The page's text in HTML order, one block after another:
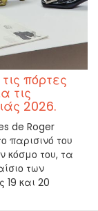
πόρτες
τις
2026.
de Roger
παρισινό του
κόσμο του, τα
των
και 20